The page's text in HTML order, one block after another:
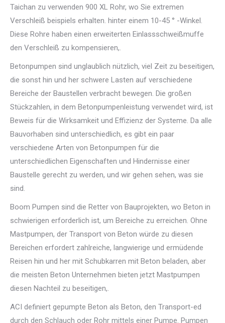
Taichan zu verwenden 900 XL Rohr, wo Sie extremen
Verschleiß beispiels erhalten. hinter einem 10-45 ° -Winkel.
Diese Rohre haben einen erweiterten Einlassschweißmuffe
den Verschleiß zu kompensieren,.
Betonpumpen sind unglaublich nützlich, viel Zeit zu beseitigen,
die sonst hin und her schwere Lasten auf verschiedene
Bereiche der Baustellen verbracht bewegen. Die großen
Stückzahlen, in dem Betonpumpenleistung verwendet wird, ist
Beweis für die Wirksamkeit und Effizienz der Systeme. Da alle
Bauvorhaben sind unterschiedlich, es gibt ein paar
verschiedene Arten von Betonpumpen für die
unterschiedlichen Eigenschaften und Hindernisse einer
Baustelle gerecht zu werden, und wir gehen sehen, was sie
sind.
Boom Pumpen sind die Retter von Bauprojekten, wo Beton in
schwierigen erforderlich ist, um Bereiche zu erreichen. Ohne
Mastpumpen, der Transport von Beton würde zu diesen
Bereichen erfordert zahlreiche, langwierige und ermüdende
Reisen hin und her mit Schubkarren mit Beton beladen, aber
die meisten Beton Unternehmen bieten jetzt Mastpumpen
diesen Nachteil zu beseitigen,.
ACI definiert gepumpte Beton als Beton, den Transport-ed
durch den Schlauch oder Rohr mittels einer Pumpe. Pumpen